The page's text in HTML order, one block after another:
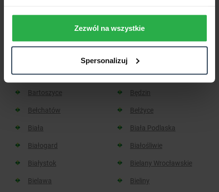
Zezwól na wszystkie
Spersonalizuj
Sprawdź, w jakich miastach
znajdziesz placówkę CUK:
Aleksandrów Kujawski
Aleksandrów Łódzki
Baborów
Barlinek
Bartoszyce
Będzin
Bełchatów
Bełżyce
Biała
Biała Podlaska
Białogard
Białośliwie
Białystok
Bielany Wrocławskie
Bielawa
Bieliny